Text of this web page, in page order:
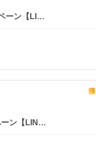
プレプレ アマゾンギフト10000円キャンペーン【LINE友達追加後、広告1件利用】
プレプレ アマゾンギフト5000円キャンペーン【LINE友達追加後、広告1件利用】